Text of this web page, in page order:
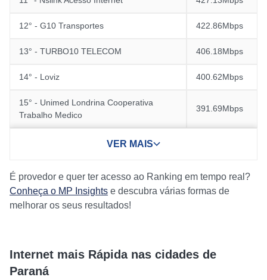
12° - G10 Transportes 422.86Mbps
13° - TURBO10 TELECOM 406.18Mbps
14° - Loviz 400.62Mbps
15° - Unimed Londrina Cooperativa
Trabalho Medico
391.69Mbps
VER MAIS
É provedor e quer ter acesso ao Ranking em tempo real?
Conheça o MP Insights e descubra várias formas de
melhorar os seus resultados!
Internet mais Rápida nas cidades de
Paraná